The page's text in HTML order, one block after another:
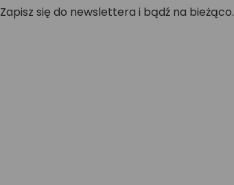
Zapisz się do newslettera i bądź na bieżąco.